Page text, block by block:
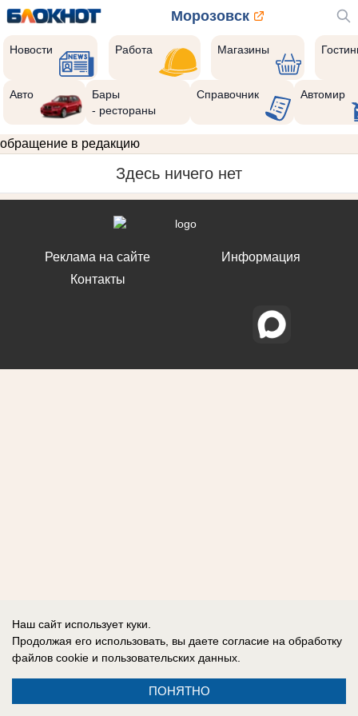
Морозовск
Новости Работа Магазины
Авто
Бары
- рестораны
Справочник Автомир
обращение в редакцию
Здесь ничего нет
Реклама на сайте
Контакты
Информация
Наш сайт использует куки.
Продолжая его использовать, вы даете согласие на обработку
файлов cookie и пользовательских данных.
ПОНЯТНО